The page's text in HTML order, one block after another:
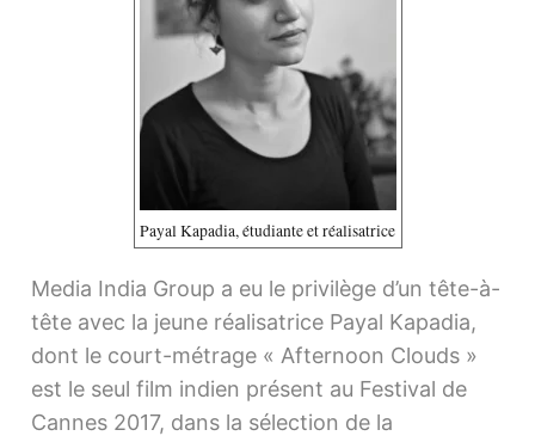
Payal Kapadia, étudiante et réalisatrice
Media India Group a eu le privilège d’un tête-à-
tête avec la jeune réalisatrice Payal Kapadia,
dont le court-métrage « Afternoon Clouds »
est le seul film indien présent au Festival de
Cannes 2017, dans la sélection de la